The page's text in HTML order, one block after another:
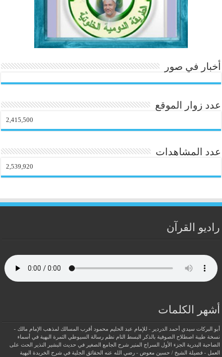
أخبار في صور
عدد زوار الموقع
2,415,500
عدد المشاهدات
2,539,920
راديو القرآن
أشهر الكلمات
أبو البركات سيدي أحمد الدردير - للإمام عبد الحليم محمود
أقرب المسالك لمذهب الإمام مالك -
نسخة طيبة اصطلاح الصوفية بالذكر البسط التام نظم رسالة السيوطي
الثمرة البهية في أسماء
الصاحبة البدرية
الجزء الأول السراج المنير شرح الجامع الصغير في حديث البشير النذير
الحث على
العمل - فضيلة الشيخ / حسين معوض - رضي الله عنه
الحقائق الجلية في شرح الخريدة البهية